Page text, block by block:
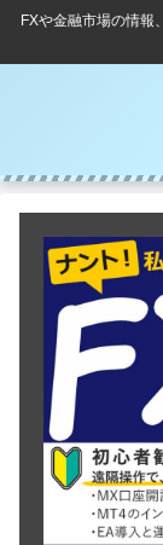
FXや金融市場の情報